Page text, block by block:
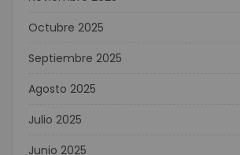
Octubre 2025
Septiembre 2025
Agosto 2025
Julio 2025
Junio 2025